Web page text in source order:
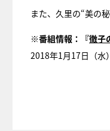
また、久里の“美の
※番組情報： 『徹子
2018年1月17日（水